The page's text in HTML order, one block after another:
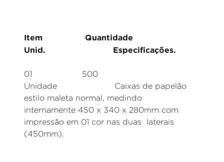
Item Quantidade
Unid. Especificações.
01 500
Unidade Caixas de papelão
estilo maleta normal, medindo
internamente 450 x 340 x 280mm com
impressão em 01 cor nas duas laterais
(450mm).